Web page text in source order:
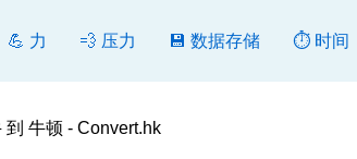
💪 力 💨 压力 💾 数据存储 ⏱️ 时间
到 牛顿 - Convert.hk